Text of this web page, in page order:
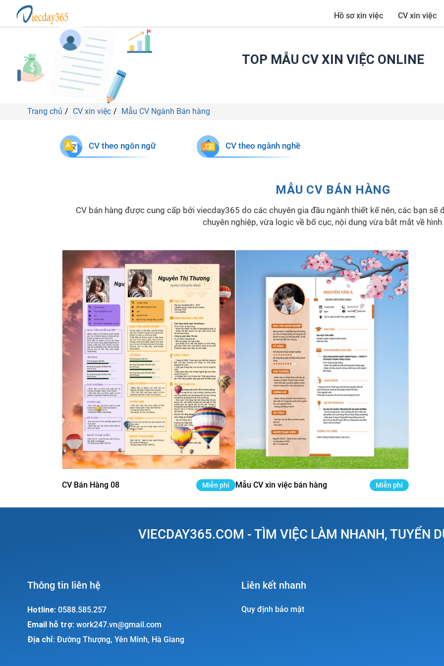
Hồ sơ xin việc CV xin việc
TOP MẪU CV XIN VIỆC ONLINE
Trang chủ CV xin việc Mẫu CV Ngành Bán hàng
CV theo ngôn ngữ CV theo ngành nghề
MẪU CV BÁN HÀNG
CV bán hàng được cung cấp bởi viecday365 do các chuyên gia đầu ngành thiết kế nên, các bạn
chuyên nghiệp, vừa logic về bố cục, nội dung vừa bắt mắt về
CV Bán Hàng 08 Miễn phí Mẫu CV xin việc bán hàng Miễn phí
VIECDAY365.COM - TÌM VIỆC LÀM NHANH, TUYỂN
Thông tin liên hệ
Hotline: 0588.585.257
Email hỗ trợ: work247.vn@gmail.com
Địa chỉ: Đường Thượng, Yên Minh, Hà Giang
Liên kết nhanh
Quy định bảo mật